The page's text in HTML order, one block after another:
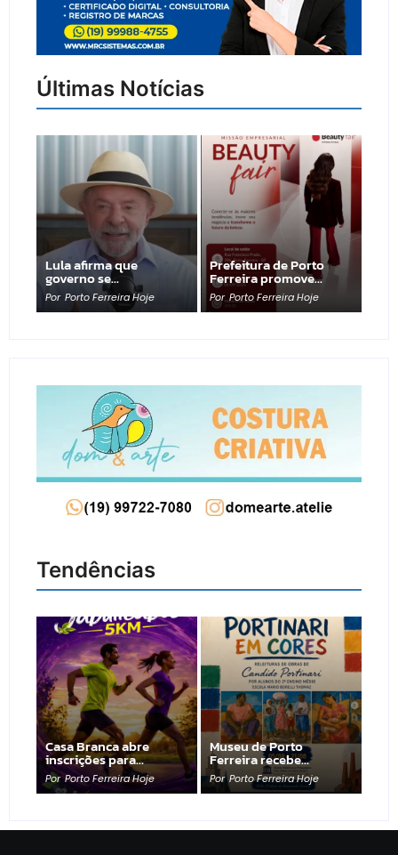
Últimas Notícias
Lula afirma que
governo se…
Por Porto Ferreira Hoje
Prefeitura de Porto
Ferreira promove…
Por Porto Ferreira Hoje
Tendências
Casa Branca abre
inscrições para…
Por Porto Ferreira Hoje
Museu de Porto
Ferreira recebe…
Por Porto Ferreira Hoje